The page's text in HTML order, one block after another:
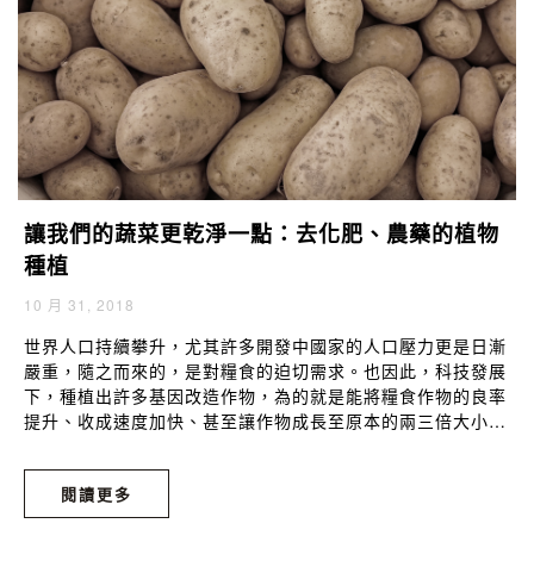
讓我們的蔬菜更乾淨一點：去化肥、農藥的植物
種植
10 月 31, 2018
世界人口持續攀升，尤其許多開發中國家的人口壓力更是日漸
嚴重，隨之而來的，是對糧食的迫切需求。也因此，科技發展
下，種植出許多基因改造作物，為的就是能將糧食作物的良率
提升、收成速度加快、甚至讓作物成長至原本的兩三倍大小。
樣性的平衡。我們種植愈多基改作物，地球生態系就變得更脆
弱些。也因此，許多已開發國家重視起回歸原始自然的種植方
式、希望能發展出生長效率高、但不須危害土壤與環境的作物
閱讀更多